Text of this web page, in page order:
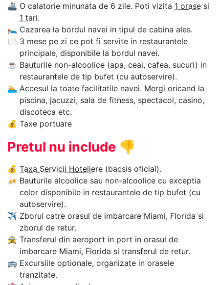
🚢 O calatorie minunata de 6 zile. Poti vizita 1 orase si
1 tari.
🛌 Cazarea la bordul navei in tipul de cabina ales.
🍽 3 mese pe zi ce pot fi servite in restaurantele
principale, disponibile la bordul navei.
☕ Bauturile non-alcoolice (apa, ceai, cafea, sucuri) in
restaurantele de tip bufet (cu autoservire).
🏊‍ Accesul la toate facilitatile navei. Mergi oricand la
piscina, jacuzzi, sala de fitness, spectacol, casino,
discoteca etc.
💰 Taxe portuare
Pretul nu include 👎
💰 Taxa Servicii Hoteliere (bacsis oficial).
🍻 Bauturile alcoolice sau non-alcoolice cu exceptia
celor disponibile in restaurantele de tip bufet (cu
autoservire).
✈ Zborul catre orasul de imbarcare Miami, Florida si
zborul de retur.
🚖 Transferul din aeroport in port in orasul de
imbarcare Miami, Florida si transferul de retur.
🚌 Excursiile optionale, organizate in orasele
tranzitate.